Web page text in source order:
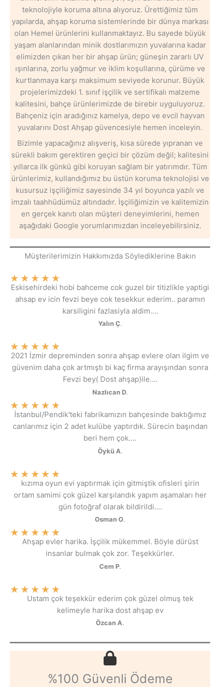
teknolojiyle koruma altına alıyoruz. Ürettiğimiz tüm
yapılarda, ahşap koruma sistemlerinde bir dünya markası
olan Hemel ürünlerini kullanmaktayız. Bu sayede büyük
yaşam alanlarından minik dostlarımızın yuvalarına kadar
elimizden çıkan her bir ahşap ürün; güneşin zararlı UV
ışınlarına, zorlu yağmur ve iklim koşullarına, çürüme ve
kurtlanmaya karşı maksimum seviyede korunur. Büyük
projelerimizdeki 1. sınıf işçilik ve sertifikalı malzeme
kalitesini, bahçe ürünlerimizde de birebir uyguluyoruz.
Bahçeniz için aradığınız kamelya, depo ve evcil hayvan
yuvalarını Dost Ahşap güvencesiyle hemen inceleyin.
Bizimle yapacağınız alışveriş, kısa sürede yıpranan ve
sürekli bakım gerektiren geçici bir çözüm değil; kalitesini
yıllarca ilk günkü gibi koruyan sağlam bir yatırımdır. Tüm
ürünlerimiz, kullandığımız bu üstün koruma teknolojisi ve
kusursuz işçiliğimiz sayesinde 34 yıl boyunca yazılı ve
imzalı taahhüdümüz altındadır. İşçiliğimizin ve kalitemizin
en gerçek kanıtı olan müşteri deneyimlerini, hemen
aşağıdaki Google yorumlarımızdan inceleyebilirsiniz.
Müşterilerimizin Hakkımızda Söylediklerine Bakın
★ ★ ★ ★ ★
Eskisehirdeki hobi bahceme cok guzel bir titizlikle yaptigi
ahsap ev icin fevzi beye cok tesekkur ederim.. paramın
karsiligini fazlasiyla aldim....
Yalın Ç.
★ ★ ★ ★ ★
2021 İzmir depreminden sonra ahşap evlere olan ilgim ve
güvenim daha çok artmıştı bi kaç firma arayışından sonra
Fevzi bey( Dost ahşap)ile....
Nazlıcan D.
★ ★ ★ ★ ★
İstanbul/Pendik'teki fabrikamızın bahçesinde baktığımız
canlarımız için 2 adet kulübe yaptırdık. Sürecin başından
beri hem çok....
Öykü A.
★ ★ ★ ★ ★
kızıma oyun evi yaptırmak için gitmiştik ofisleri şirin
ortam samimi çok güzel karşılandık yapım aşamaları her
gün fotoğraf olarak bildirildi....
Osman O.
★ ★ ★ ★ ★
Ahşap evler harika. İşçilik mükemmel. Böyle dürüst
insanlar bulmak çok zor. Teşekkürler.
Cem P.
★ ★ ★ ★ ★
Ustam çok teşekkür ederim çok güzel olmuş tek
kelimeyle harika dost ahşap ev
Özcan A.
%100 Güvenli Ödeme